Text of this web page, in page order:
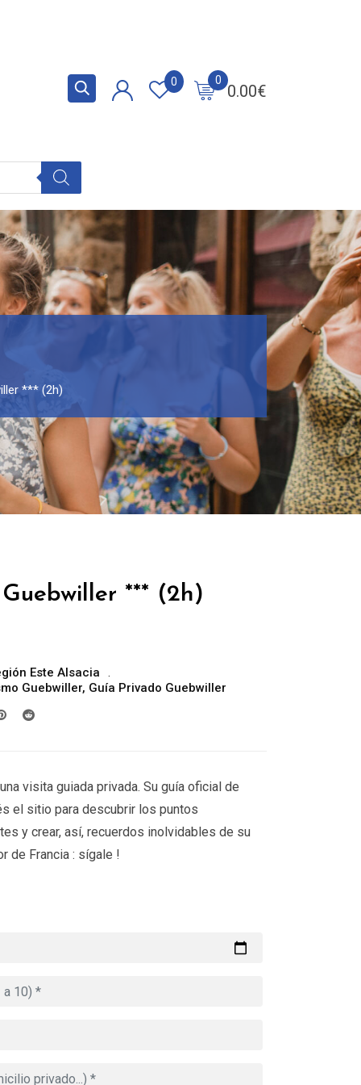
0.00€
0
0
*** (2h)
*** (2h)
Este Alsacia
Guebwiller, Guía Privado Guebwiller
visita guiada privada. Su guía oficial de
el sitio para descubrir los puntos
y crear, así, recuerdos inolvidables de su
de Francia : sígale !